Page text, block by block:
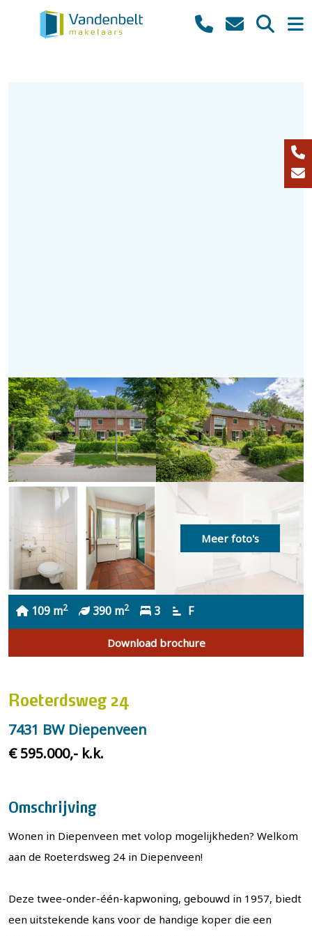
Meer foto's
109 m2 390 m2 3 F
Download brochure
Roeterdsweg 24
7431 BW Diepenveen
€ 595.000,- k.k.
Omschrijving
Wonen in Diepenveen met volop mogelijkheden? Welkom
aan de Roeterdsweg 24 in Diepenveen!
Deze twee-onder-één-kapwoning, gebouwd in 1957, biedt
een uitstekende kans voor de handige koper die een